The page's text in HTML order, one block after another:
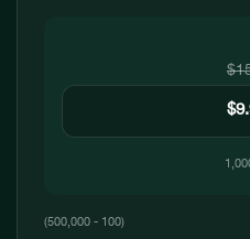
(100 - 500,000)